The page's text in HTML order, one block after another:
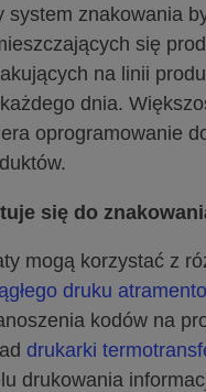
znakowania
się
na linii
dnia.
oprogramowanie
się do
mogą korzystać z
druku
kodów na
drukarki
drukowania